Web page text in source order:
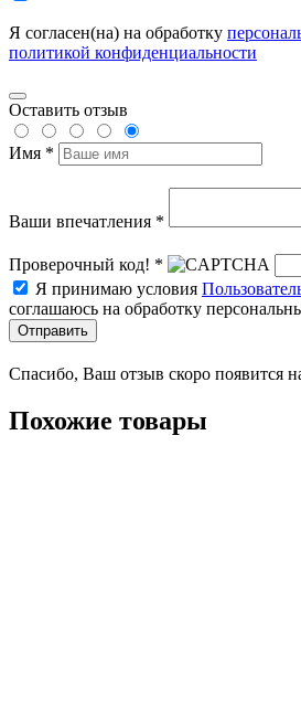
Я согласен(на) на обработку
политикой конфиденциальности
Оставить отзыв
Имя *
Ваши впечатления *
Проверочный код! *
Я принимаю условия
соглашаюсь на обработку
Отправить
Спасибо, Ваш отзыв скоро появится
Похожие товары